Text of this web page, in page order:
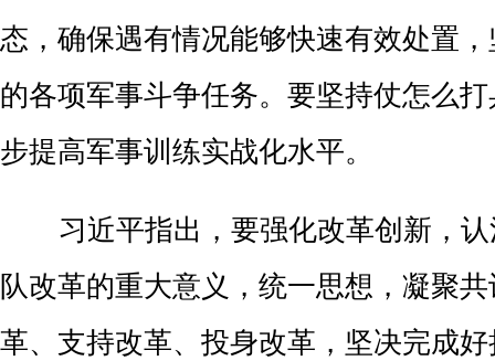
态，确保遇有情况能够快速有效处置
的各项军事斗争任务。要坚持仗怎么
步提高军事训练实战化水平。
习近平指出，要强化改革创新，
队改革的重大意义，统一思想，凝聚
革、支持改革、投身改革，坚决完成